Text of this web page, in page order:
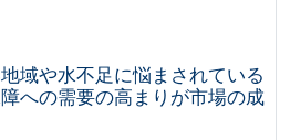
域や水不足に悩まされている
への需要の高まりが市場の成